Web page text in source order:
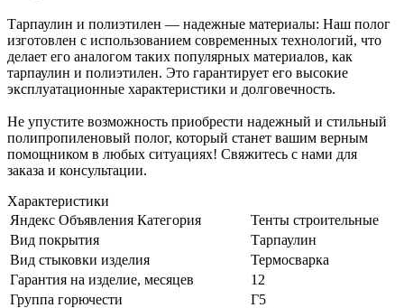
Тарпаулин и полиэтилен — надежные материалы: Наш полог
изготовлен с использованием современных технологий, что
делает его аналогом таких популярных материалов, как
тарпаулин и полиэтилен. Это гарантирует его высокие
эксплуатационные характеристики и долговечность.
Не упустите возможность приобрести надежный и стильный
полипропиленовый полог, который станет вашим верным
помощником в любых ситуациях! Свяжитесь с нами для
заказа и консультации.
Характеристики
Яндекс Объявления Категория
Тенты строительные
Вид покрытия
Тарпаулин
Вид стыковки изделия
Термосварка
Гарантия на изделие, месяцев
12
Группа горючести
Г5